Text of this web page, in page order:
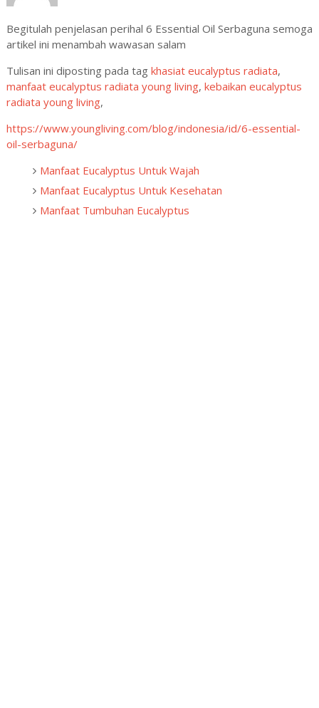
Begitulah penjelasan perihal 6 Essential Oil Serbaguna semoga
artikel ini menambah wawasan salam
Tulisan ini diposting pada tag khasiat eucalyptus radiata,
manfaat eucalyptus radiata young living, kebaikan eucalyptus
radiata young living,
https://www.youngliving.com/blog/indonesia/id/6-essential-
oil-serbaguna/
Manfaat Eucalyptus Untuk Wajah
Manfaat Eucalyptus Untuk Kesehatan
Manfaat Tumbuhan Eucalyptus